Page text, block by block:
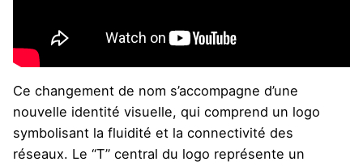
Ce changement de nom s’accompagne d’une
nouvelle identité visuelle, qui comprend un logo
symbolisant la fluidité et la connectivité des
réseaux. Le “T” central du logo représente un